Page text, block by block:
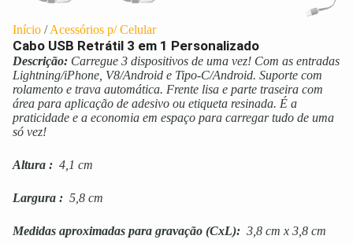
Início /Acessórios p/ Celular
Cabo USB Retrátil 3 em 1 Personalizado
Descrição: Carregue 3 dispositivos de uma vez! Com as entradas
Lightning/iPhone, V8/Android e Tipo-C/Android. Suporte com
rolamento e trava automática. Frente lisa e parte traseira com
área para aplicação de adesivo ou etiqueta resinada. É a
praticidade e a economia em espaço para carregar tudo de uma
só vez!
Altura : 4,1 cm
Largura : 5,8 cm
Medidas aproximadas para gravação (CxL): 3,8 cm x 3,8 cm